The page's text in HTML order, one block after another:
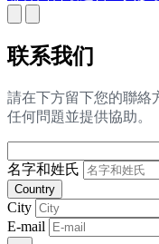
联系我们
請在下方留下您的聯絡
任何問題並提供協助。
名字和姓氏
Country
City
E-mail